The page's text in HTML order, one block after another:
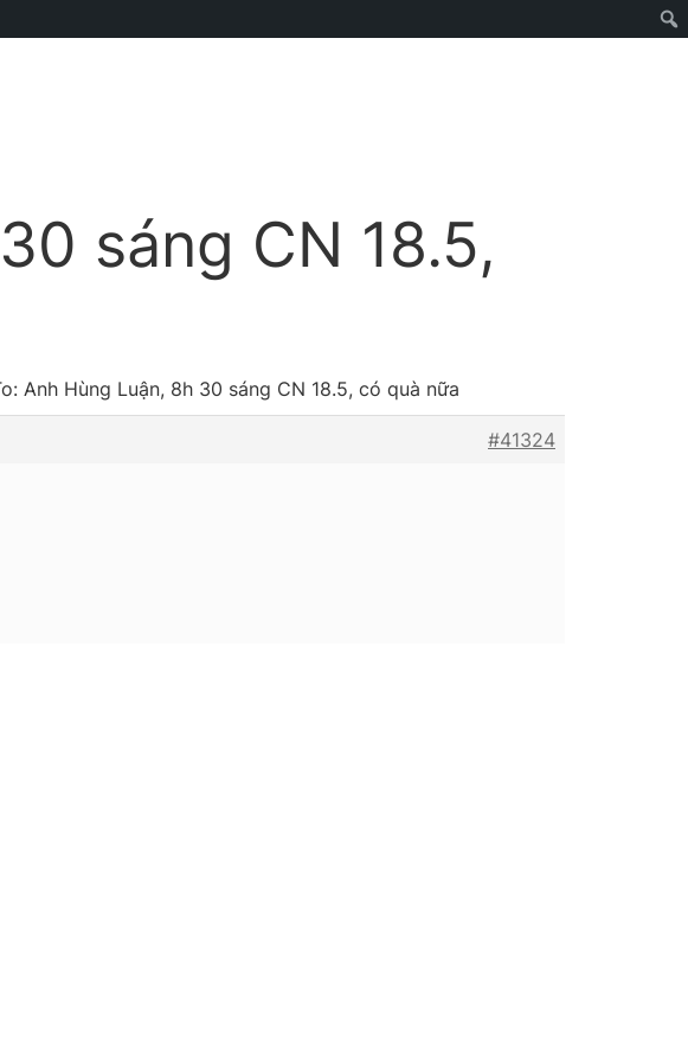
sáng CN 18.5,
Anh Hùng Luận, 8h 30 sáng CN 18.5, có quà nữa
#41324